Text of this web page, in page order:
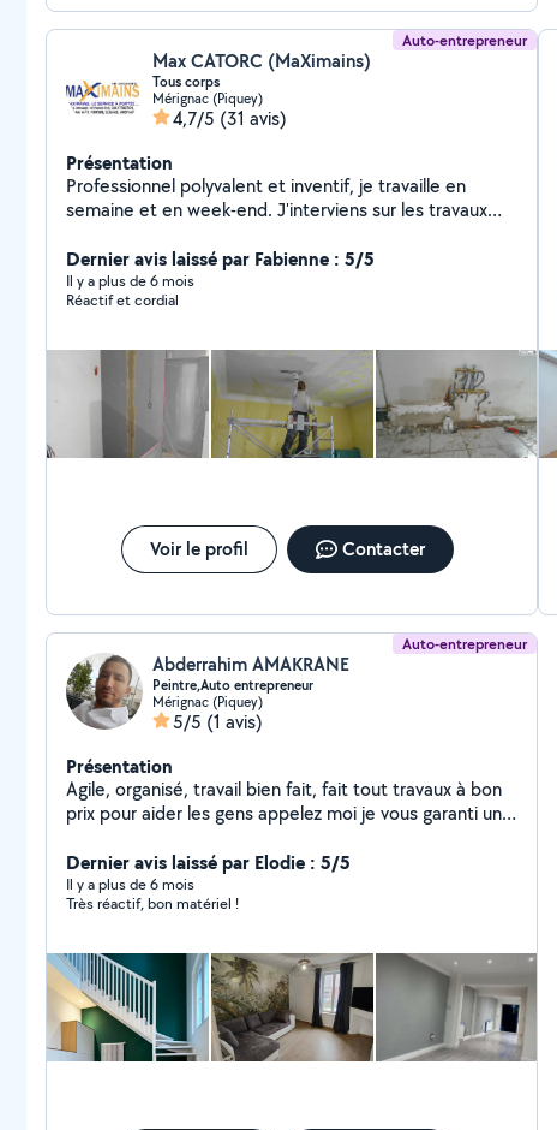
Auto-entrepreneur
Max CATORC (MaXimains)
Tous corps
Mérignac (Piquey)
4,7/5 (31 avis)
Présentation
Professionnel polyvalent et inventif, je travaille en
semaine et en week-end. J'interviens sur les travaux
rénovation, construction, aménagement, peinture
(manuelle et pistolet), plomberie, nettoyage chantiers,
élagage, jardinage ... et sur demande. Réalisations sur
Dernier avis laissé par Fabienne : 5/5
Il y a plus de 6 mois
Réactif et cordial
Voir le profil Contacter
Auto-entrepreneur
Abderrahim AMAKRANE
Peintre,Auto entrepreneur
Mérignac (Piquey)
5/5 (1 avis)
Présentation
Agile, organisé, travail bien fait, fait tout travaux à bon
prix pour aider les gens appelez moi je vous garanti un
que j'entreprends serviable et ponctuel
Dernier avis laissé par Elodie : 5/5
Il y a plus de 6 mois
Très réactif, bon matériel !